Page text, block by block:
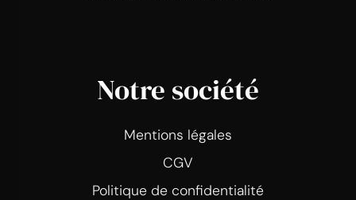
Notre société
Mentions légales
CGV
Politique de confidentialité